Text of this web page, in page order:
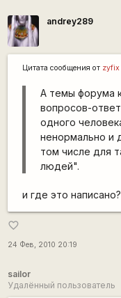
andrey289
Цитата сообщения от zyfix
А темы форума
вопросов-
одного
ненормально и
том числе для
людей".
и где это написано?
favorite_border
24 Фев, 2010 20:19
sailor
Удалённый пользователь